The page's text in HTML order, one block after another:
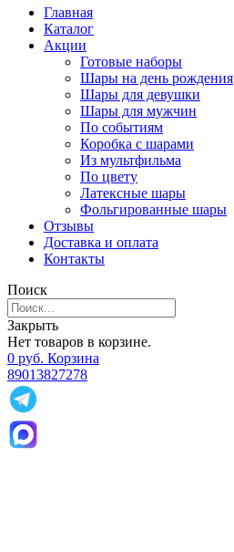
Главная
Каталог
Акции
Готовые наборы
Шары на день рождения
Шары для девушки
Шары для мужчин
По событиям
Коробка с шарами
Из мультфильма
По цвету
Латексные шары
Фольгированные шары
Отзывы
Доставка и оплата
Контакты
Поиск
Закрыть
Нет товаров в корзине.
0 руб. Корзина
89013827278